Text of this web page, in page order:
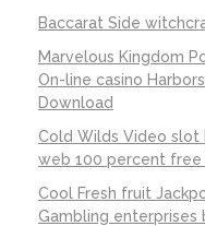
Baccarat Side
Marvelous Kingdom
On-line casino
Download
Cold Wilds Video slot
web 100 percent free
Cool Fresh fruit
Gambling